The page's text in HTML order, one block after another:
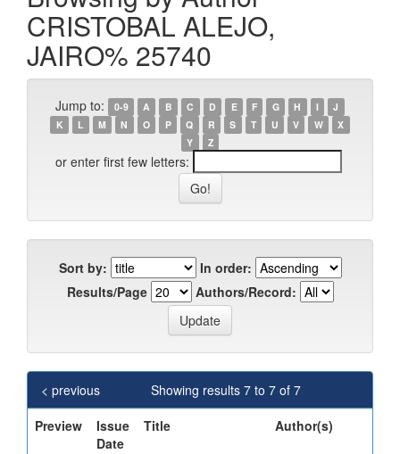
CRISTOBAL ALEJO,
JAIRO% 25740
Jump to: 0-9 A B C D E F G H I
J
K
L M N O P Q R S T U V W
X
Y
Z
or enter first few letters:
Sort by:
In order:
Results/Page
Authors/Record:
Showing results 7 to 7 of 7
< previous
Preview
Issue
Date
Title Author(s)